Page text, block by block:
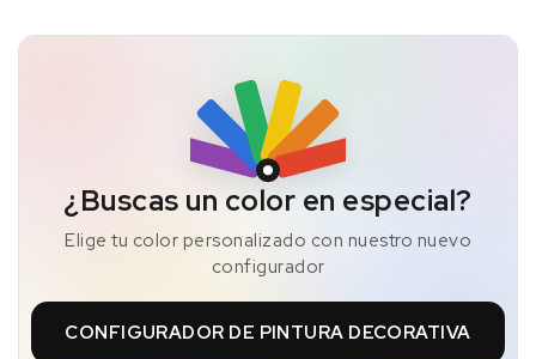
¿Buscas un color en especial?
Elige tu color personalizado con nuestro nuevo
configurador
CONFIGURADOR DE PINTURA DECORATIVA